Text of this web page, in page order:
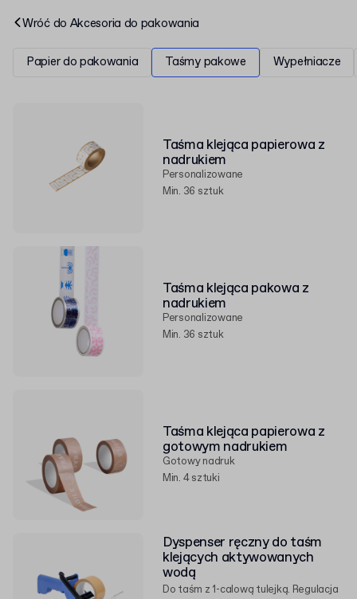
materiał i dodaj własny nadruk, aby wzmocnić swoją
Wróć do Akcesoria do pakowania
Papier do pakowania Taśmy pakowe Wypełniacze
Taśma klejąca papierowa z
nadrukiem
Personalizowane
Min. 36 sztuk
Taśma klejąca pakowa z
nadrukiem
Personalizowane
Min. 36 sztuk
Taśma klejąca papierowa z
gotowym nadrukiem
Gotowy nadruk
Min. 4 sztuki
Dyspenser ręczny do taśm
klejących aktywowanych
wodą
Do taśm z 1-calową tulejką. Regulacja